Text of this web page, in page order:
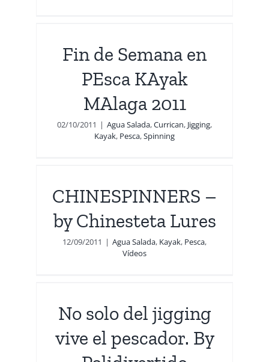
Fin de Semana en
PEsca KAyak
MAlaga 2011
02/10/2011 | Agua Salada,Currican, Jigging,
Kayak, Pesca,Spinning
CHINESPINNERS –
by Chinesteta Lures
12/09/2011 | Agua Salada, Kayak, Pesca,
Vídeos
No solo del jigging
vive el pescador. By